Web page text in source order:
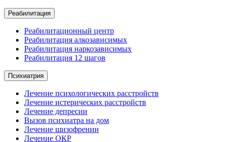
Реабилитация
Реабилитационный центр
Реабилитация алкозависимых
Реабилитация наркозависимых
Реабилитация 12 шагов
Психиатрия
Лечение психологических расстройств
Лечение истерических расстройств
Лечение депресии
Вызов психиатра на дом
Лечение шизофрении
Лечение ОКР